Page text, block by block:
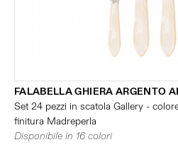
FALABELLA GHIERA ARGENTO
Set 24 pezzi in scatola Gallery -
finitura Madreperla
Disponibile in 16 colori